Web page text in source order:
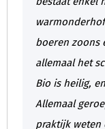
boeren zoons
allemaal het
Bio is heilig,
Allemaal
praktijk weten